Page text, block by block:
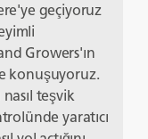
geçiyoruz
Growers'ın
konuşuyoruz.
teşvik
yaratıcı